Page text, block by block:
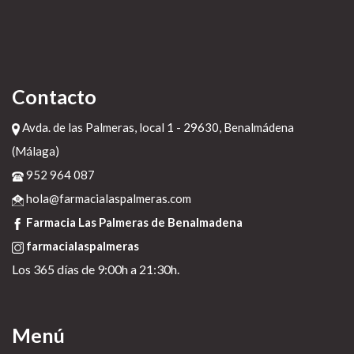
Contacto
Avda. de las Palmeras, local 1 - 29630, Benalmádena
(Málaga)
952 964 087
hola@farmacialaspalmeras.com
Farmacia Las Palmeras de Benalmadena
farmacialaspalmeras
Los 365 días de 9:00h a 21:30h.
Menú